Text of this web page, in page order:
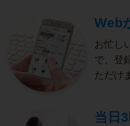
Web
お忙し
で、登
ただけ
当日